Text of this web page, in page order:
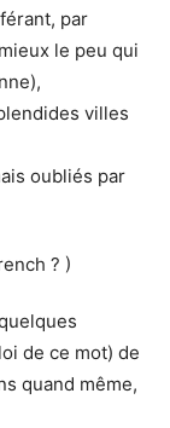
par
le peu qui
villes
oubliés par
? )
de ce mot) de
quand même,